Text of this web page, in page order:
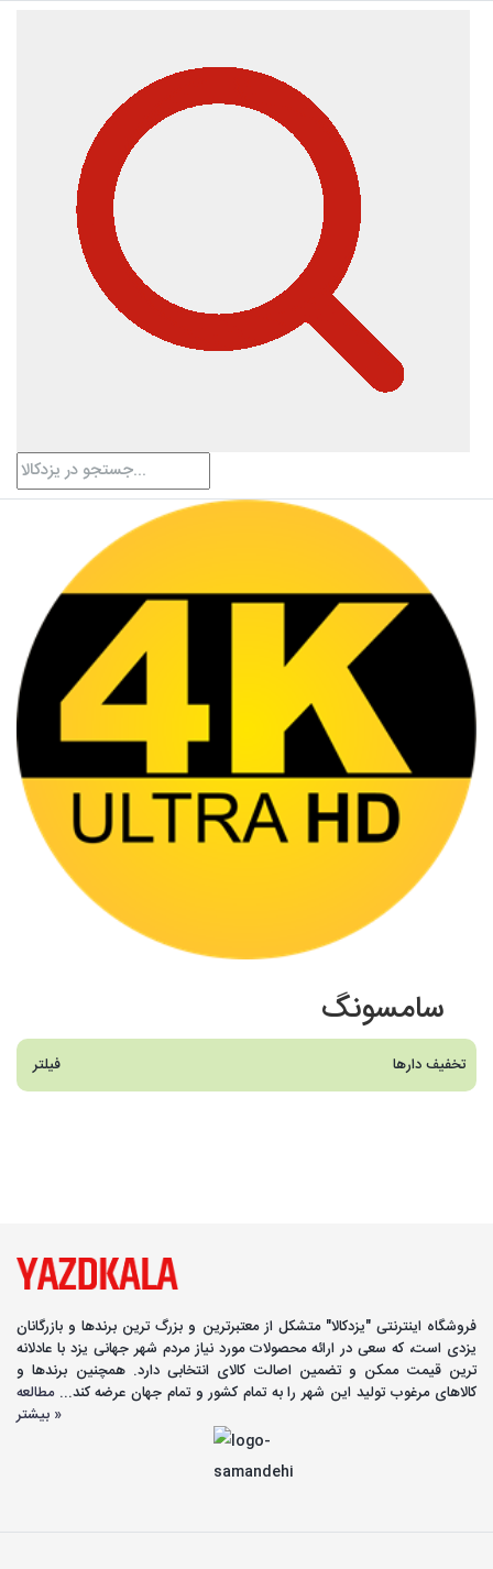
سامسونگ
فیلتر تخفیف دارها
فروشگاه اینترنتی "یزدکالا" متشکل از معتبرترین و بزرگ ترین برندها و بازرگانان
یزدی است، که سعی در ارائه محصولات مورد نیاز مردم شهر جهانی یزد با عادلانه
ترین قیمت ممکن و تضمین اصالت کالای انتخابی دارد. همچنین برندها و
کالاهای مرغوب تولید این شهر را به تمام کشور و تمام جهان عرضه کند...مطالعه
بیشتر »